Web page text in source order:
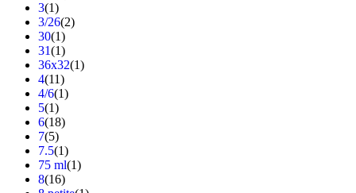
3(1)
3/26(2)
30(1)
31(1)
36x32(1)
4(11)
4/6(1)
5(1)
6(18)
7(5)
7.5(1)
75 ml(1)
8(16)